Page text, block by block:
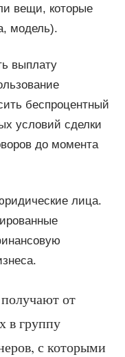
вещи, которые
модель).
выплату
беспроцентный
условий сделки
до момента
лица.
от
в группу
с которыми